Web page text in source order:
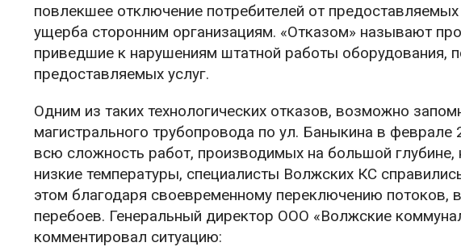
повлекшее отключение потребителей от
ущерба сторонним организациям. «Отказом» называют
приведшие к нарушениям штатной работы оборудования,
предоставляемых услуг.
Одним из таких технологических отказов, возможно
магистрального трубопровода по ул. Баныкина в феврале
всю сложность работ, производимых на большой
низкие температуры, специалисты Волжских КС
этом благодаря своевременному переключению потоков,
перебоев. Генеральный директор ООО «Волжские
комментировал ситуацию: